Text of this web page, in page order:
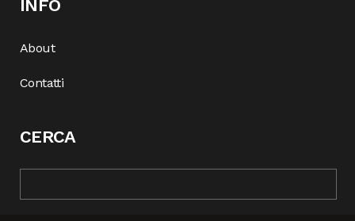
INFO
About
Contatti
CERCA